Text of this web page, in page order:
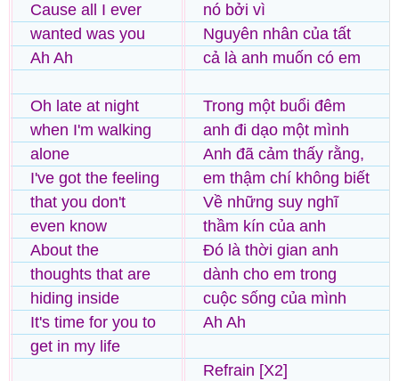
Cause all I ever
wanted was you
Ah Ah
Oh late at night
when I'm walking
alone
I've got the feeling
that you don't
even know
About the
thoughts that are
hiding inside
It's time for you to
get in my life
nó bởi vì
Nguyên nhân của tất
cả là anh muốn có em
Trong một buổi đêm
anh đi dạo một mình
Anh đã cảm thấy rằng,
em thậm chí không biết
Về những suy nghĩ
thầm kín của anh
Đó là thời gian anh
dành cho em trong
cuộc sống của mình
Ah Ah
Refrain [X2]